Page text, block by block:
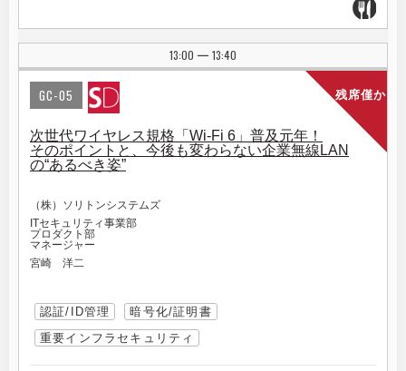
13:00 | 13:40
残席僅か
GC-05
次世代ワイヤレス規格「Wi-Fi 6」普及元年！
そのポイントと、今後も変わらない企業無線LAN
の“あるべき姿”
（株）ソリトンシステムズ
ITセキュリティ事業部
プロダクト部
マネージャー
宮崎 洋二
認証/ID管理
暗号化/証明書
重要インフラセキュリティ